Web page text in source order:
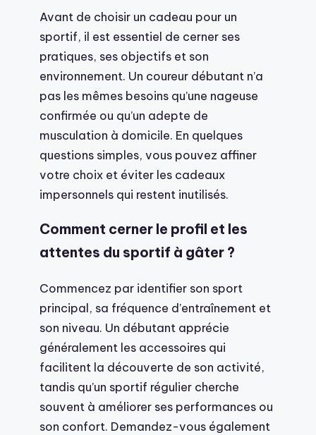
Avant de choisir un cadeau pour un
sportif, il est essentiel de cerner ses
pratiques, ses objectifs et son
environnement. Un coureur débutant n’a
pas les mêmes besoins qu’une nageuse
confirmée ou qu’un adepte de
musculation à domicile. En quelques
questions simples, vous pouvez affiner
votre choix et éviter les cadeaux
impersonnels qui restent inutilisés.
Comment cerner le profil et les
attentes du sportif à gâter ?
Commencez par identifier son sport
principal, sa fréquence d’entraînement et
son niveau. Un débutant apprécie
généralement les accessoires qui
facilitent la découverte de son activité,
tandis qu’un sportif régulier cherche
souvent à améliorer ses performances ou
son confort. Demandez-vous également